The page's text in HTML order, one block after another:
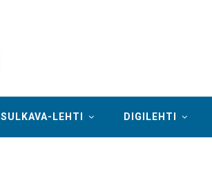
SULKAVA-LEHTI DIGILEHTI